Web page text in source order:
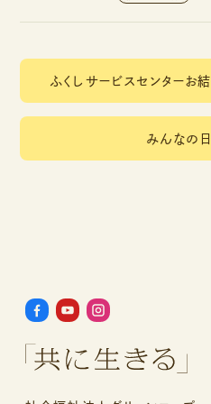
ふくしサービスセンターお
みんなの